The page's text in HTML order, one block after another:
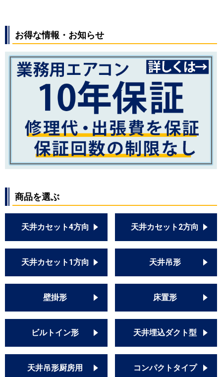
お得な情報・お知らせ
商品を選ぶ
天井カセット4方向 天井カセット2方向
天井カセット1方向 天井吊形
壁掛形 床置形
ビルトイン形 天井埋込ダクト型
天井吊形厨房用 コンパクトタイプ